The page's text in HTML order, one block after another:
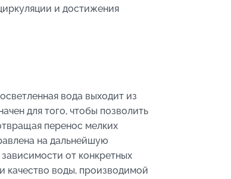
и достижения
вода выходит из
для того, чтобы позволить
перенос мелких
на дальнейшую
от конкретных
качество воды, производимой